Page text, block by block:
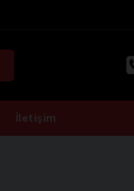
İletişim